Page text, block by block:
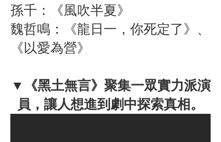
孫千：《風吹半夏》
魏哲鳴：《龍日一，你死定了》、
《以愛為營》
▼
《黑土無言》聚集一眾實力派演
員，讓人想進到劇中探索真相。